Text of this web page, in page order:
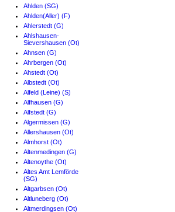
Ahlden (SG)
Ahlden(Aller) (F)
Ahlerstedt (G)
Ahlshausen-
Sievershausen (Ot)
Ahnsen (G)
Ahrbergen (Ot)
Ahstedt (Ot)
Albstedt (Ot)
Alfeld (Leine) (S)
Alfhausen (G)
Alfstedt (G)
Algermissen (G)
Allershausen (Ot)
Almhorst (Ot)
Altenmedingen (G)
Altenoythe (Ot)
Altes Amt Lemförde
(SG)
Altgarbsen (Ot)
Altluneberg (Ot)
Altmerdingsen (Ot)